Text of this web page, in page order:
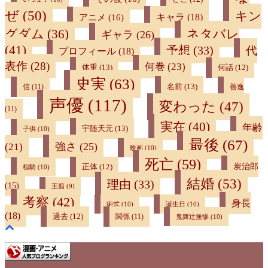
ぜ (50) アニメ (16) キャラ (18)
キン
グダム (36) ギャラ (26)
ネタバレ
(41)
プロフィール (18) 予想 (33)
代
表作 (28) 体重 (13) 何巻 (23) 何話 (12)
信 (11) 史実 (63) 名前 (13) 善逸
(11) 声優 (117) 変わった (47)
子供 (10) 宇随天元 (13) 実在 (40)
年齢
(21)
強さ (25) 映画 (10) 最後 (67)
桓騎 (10) 正体 (12) 死亡 (59)
炭治郎
(15)
王翦 (9) 理由 (33) 結婚 (53)
考察 (42) 術式 (10) 誕生日 (10)
身長
(18)
過去 (12) 関係 (11) 鬼舞辻無惨 (10)